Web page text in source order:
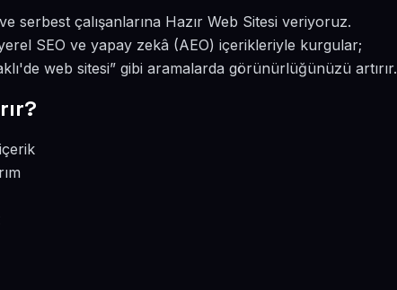
serbest çalışanlarına Hazır Web Sitesi veriyoruz.
SEO ve yapay zekâ (AEO) içerikleriyle kurgular;
web sitesi” gibi aramalarda görünürlüğünüzü artırır.